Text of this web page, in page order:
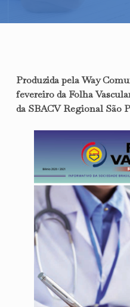
Produzida pela Way
fevereiro da Folha
da SBACV Regional São